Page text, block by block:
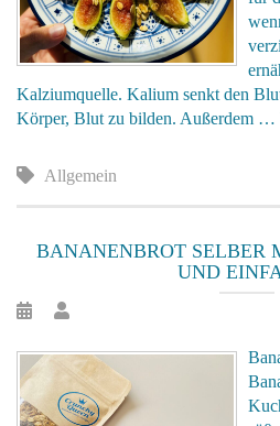
Kalziumquelle. Kalium senkt den
Körper, Blut zu bilden. Außerdem …
Allgemein
BANANENBROT SELBER
UND